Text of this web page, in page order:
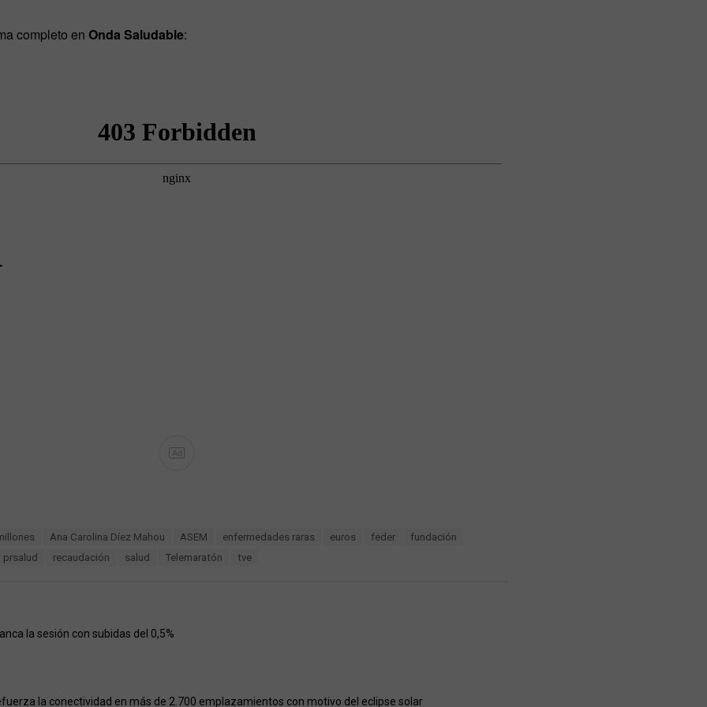
completo en Onda Saludable:
Ad
Ana Carolina Díez Mahou ASEM enfermedades raras euros feder
fundación
prsalud recaudación salud Telemaratón tve
la sesión con subidas del 0,5%
la conectividad en más de 2.700 emplazamientos con motivo del eclipse solar